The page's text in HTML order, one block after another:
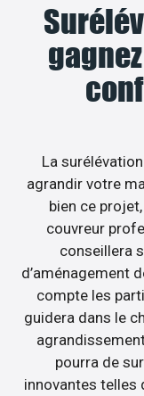
La
agrandir votre
bien ce
couvreur
conseillera
d’aménagement
compte les
guidera dans le
pourra de
innovantes telles